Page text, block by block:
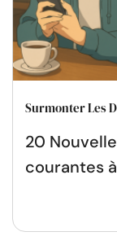
Surmonter Les
20
courantes